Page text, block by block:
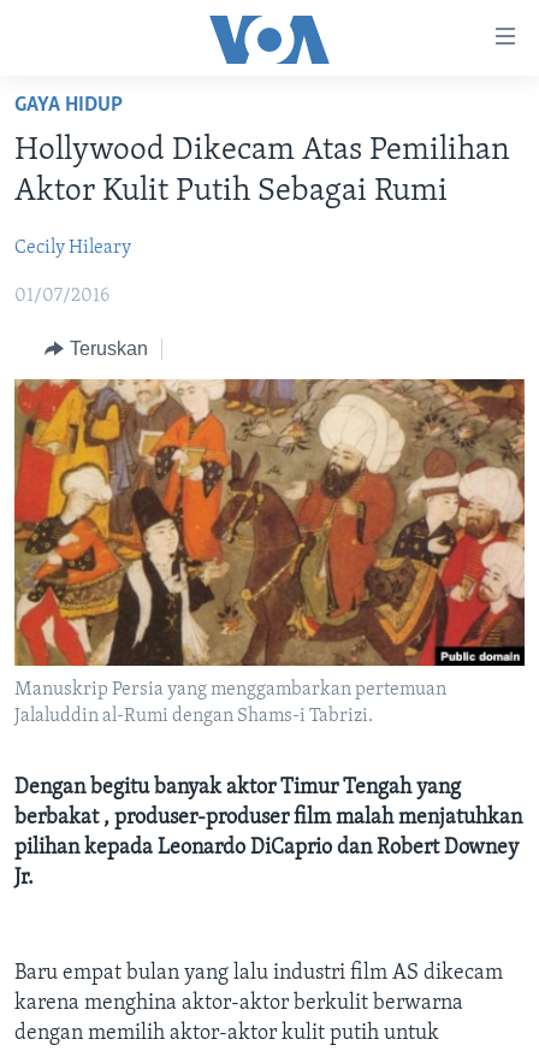
Akses
Lanjut
ke
Konten
Lanjut
ke
Utama
Lanjut
ke
Pencarian
BERANDA
DUNIA
POLYGRAPH
DAFTAR PROGRAM
Learning English
IKUTI KAMI
Bahasa-bahasa
GAYA HIDUP
Hollywood Dikecam Atas Pemilihan
Aktor Kulit Putih Sebagai Rumi
Cecily Hileary
01/07/2016
Teruskan
Manuskrip Persia yang menggambarkan pertemuan
Jalaluddin al-Rumi dengan Shams-i Tabrizi.
Dengan begitu banyak aktor Timur Tengah yang
berbakat , produser-produser film malah menjatuhkan
pilihan kepada Leonardo DiCaprio dan Robert Downey
Jr.
Baru empat bulan yang lalu industri film AS dikecam
karena menghina aktor-aktor berkulit berwarna
dengan memilih aktor-aktor kulit putih untuk